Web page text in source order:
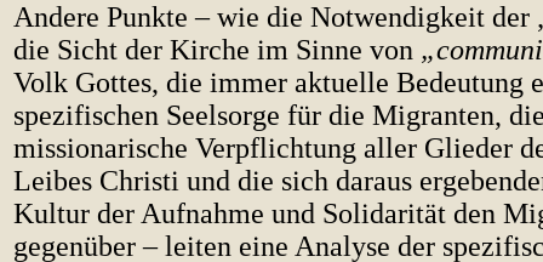
Andere Punkte – wie die Notwendigkeit der
die Sicht der Kirche im Sinne von
Volk Gottes, die immer aktuelle Bedeutung
spezifischen Seelsorge für die Migranten,
missionarische Verpflichtung aller Glieder
Leibes Christi und die sich daraus
Kultur der Aufnahme und Solidarität den
gegenüber – leiten eine Analyse der